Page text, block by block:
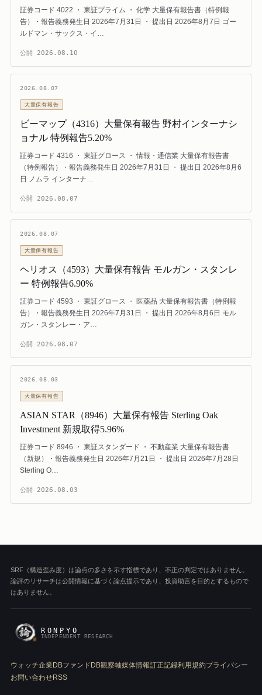
証券コード 4022 ・ 東証プライム ・ 化学 大量保有報告書（特例報
告）・報告義務発生日 2026年7月31日 ・ 提出日 2026年8月7日 ゴー
ルドマン・サックス・イ…
公開 2026.08.10
2026.08.07
大量保有報告
ビーマップ（4316）大量保有報告 野村インターナシ
ョナル 特例報告5.20%
証券コード 4316 ・ 東証グロース ・ 情報・通信業 大量保有報告書
（特例報告）・報告義務発生日 2026年7月31日 ・ 提出日 2026年8月6
日 ノムラ インターナ…
公開 2026.08.07
2026.08.07
大量保有報告
ヘリオス（4593）大量保有報告 モルガン・スタンレ
ー 特例報告6.90%
証券コード 4593 ・ 東証グロース ・ 医薬品 大量保有報告書（特例報
告）・報告義務発生日 2026年7月31日 ・ 提出日 2026年8月6日 モル
ガン・スタンレー・ア…
公開 2026.08.07
2026.08.03
大量保有報告
ASIAN STAR（8946）大量保有報告 Sterling Oak
Investment 新規取得5.96%
証券コード 8946 ・ 東証スタンダード ・ 不動産業 大量保有報告書
（新規）・報告義務発生日 2026年7月21日 ・ 提出日 2026年7月28日
Sterling O…
公開 2026.08.03
SRF（構造歪み度）は論点の多さを示す指標であり、不正の判定ではありません。
論評のリサーチは公開情報に基づく論点提示であり、投資助言を目的とするもので
はありません。
RONPYO
INDEPENDENT RESEARCH
ウォッチ企業DBファンドDB観察軸媒体情報訂正記録利用規約プライバシー
お問い合わせRSS